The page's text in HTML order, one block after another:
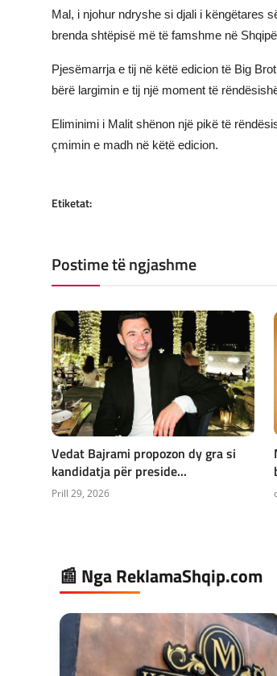
Mal, i njohur ndryshe si djali i këngëtares
brenda shtëpisë më të famshme në
Pjesëmarrja e tij në këtë edicion të Big
bërë largimin e tij një moment të
Eliminimi i Malit shënon një pikë të
çmimin e madh në këtë edicion.
Etiketat:
Postime të ngjashme
Vedat Bajrami propozon dy gra si
kandidatja për preside...
Prill 29, 2026
📰 Nga ReklamaShqip.com